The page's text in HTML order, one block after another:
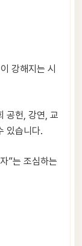
강해지는 시
공헌, 강연, 교
있습니다.
”는 조심하는